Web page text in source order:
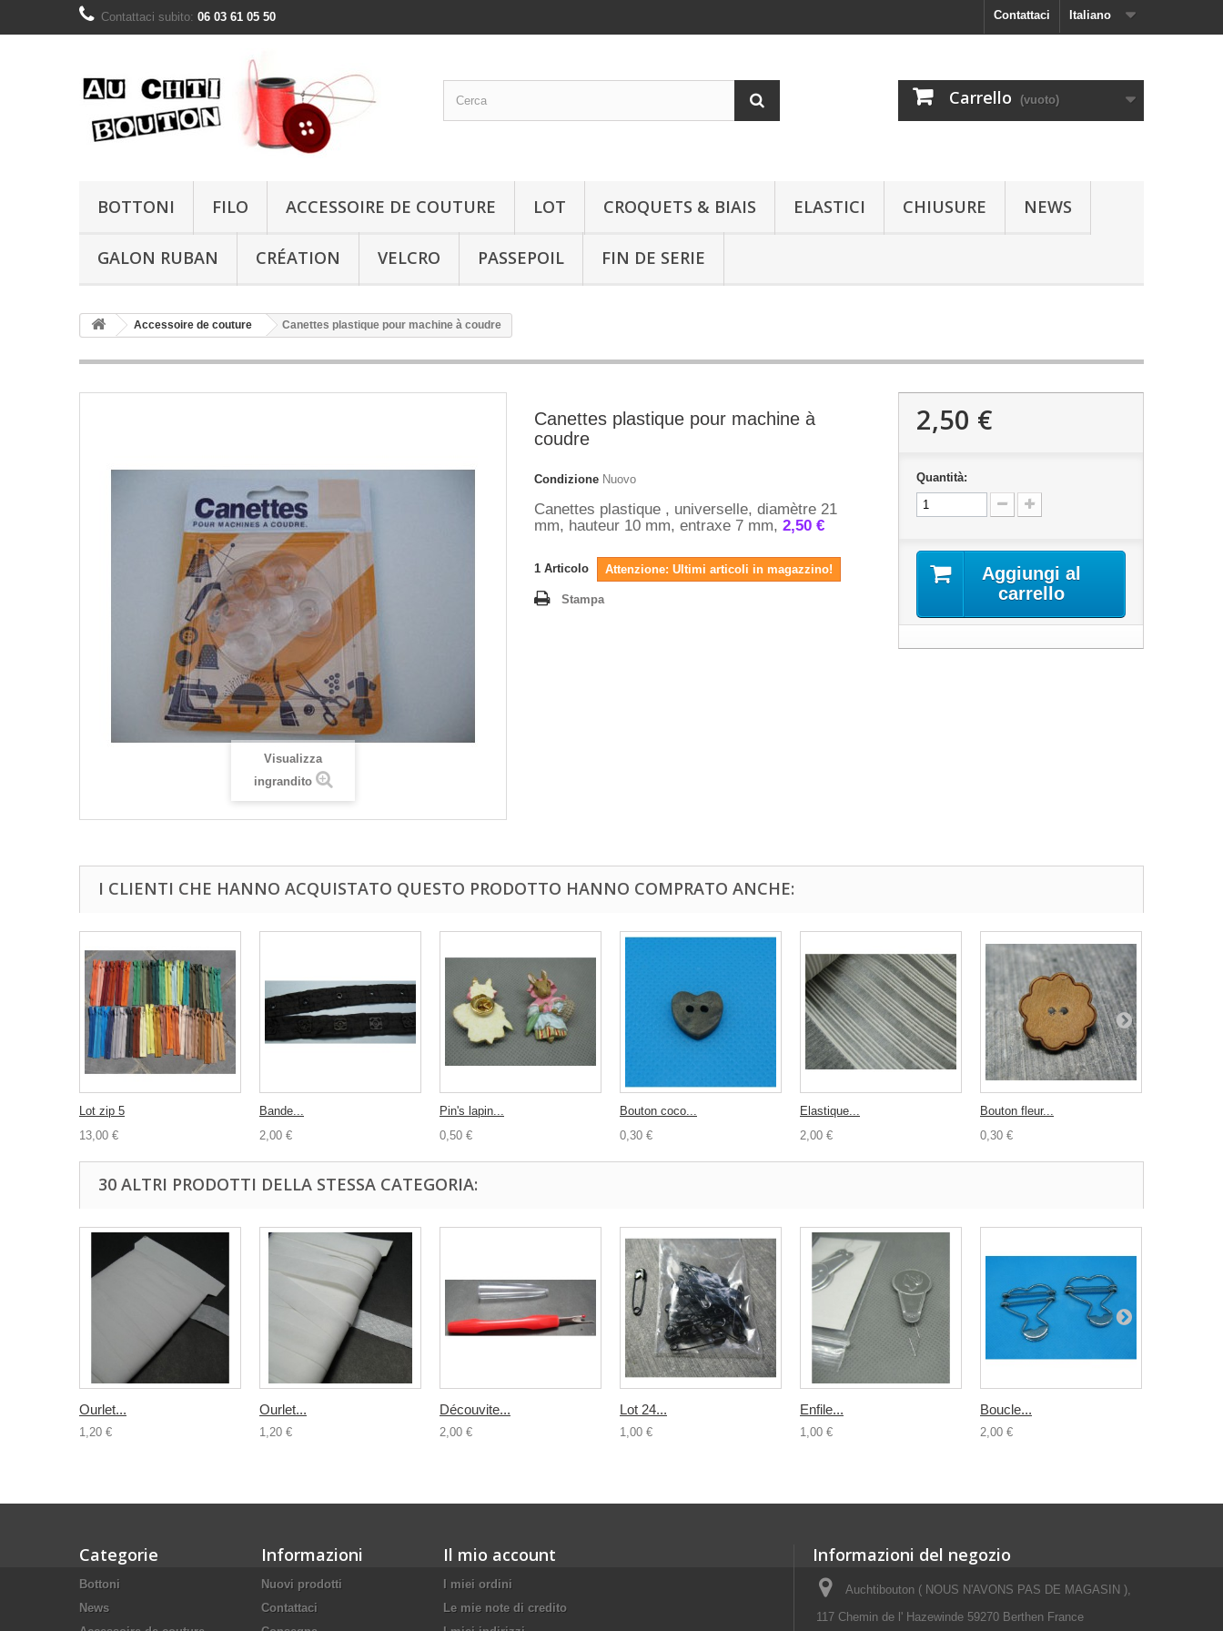
Italiano
Contattaci
Contattaci subito: 06 03 61 05 50
Carrello (vuoto)
BOTTONI FILO ACCESSOIRE DE COUTURE LOT CROQUETS & BIAIS ELASTICI CHIUSURE NEWS
GALON RUBAN CRÉATION VELCRO PASSEPOIL FIN DE SERIE
Accessoire de couture Canettes plastique pour machine à coudre
Visualizza
ingrandito
Canettes plastique pour machine à
coudre
Condizione Nuovo
Canettes plastique , universelle, diamètre 21
mm, hauteur 10 mm, entraxe 7 mm, 2,50 €
1 Articolo Attenzione: Ultimi articoli in magazzino!
Stampa
2,50 €
Quantità:
Aggiungi al
carrello
I CLIENTI CHE HANNO ACQUISTATO QUESTO PRODOTTO HANNO COMPRATO ANCHE:
Lot zip 5
13,00 €
Bande...
2,00 €
Pin's lapin...
0,50 €
Bouton coco...
0,30 €
Elastique...
2,00 €
Bouton fleur...
0,30 €
30 ALTRI PRODOTTI DELLA STESSA CATEGORIA:
Ourlet...
1,20 €
Ourlet...
1,20 €
Découvite...
2,00 €
Lot 24...
1,00 €
Enfile...
1,00 €
Boucle...
2,00 €
Categorie
Bottoni
News
Informazioni
Nuovi prodotti
Contattaci
Il mio account
I miei ordini
Le mie note di credito
Informazioni del negozio
Auchtibouton ( NOUS N'AVONS PAS DE MAGASIN ),
117 Chemin de l' Hazewinde 59270 Berthen France